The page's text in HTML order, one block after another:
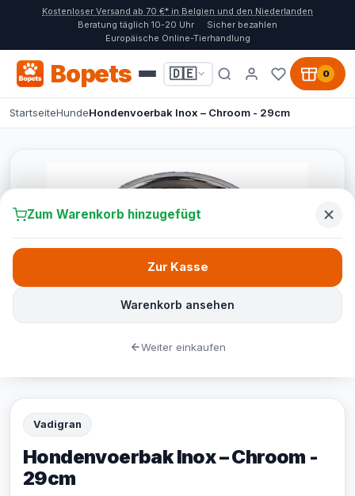
Kostenloser Versand ab 70 €* in Belgien und den Niederlanden
Beratung täglich 10-20 Uhr
Sicher bezahlen
Europäische Online-Tierhandlung
Bopets 🇩🇪 0
StartseiteHundeHondenvoerbak Inox – Chroom - 29cm
Vadigran
Hondenvoerbak Inox – Chroom -
29cm
Zum Warenkorb hinzugefügt
Warenkorb ansehen
Zur Kasse
Weiter einkaufen